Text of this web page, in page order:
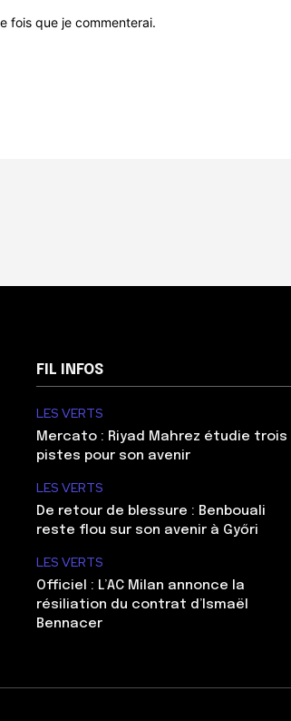
fois que je commenterai.
FIL INFOS
LES VERTS
Mercato : Riyad Mahrez étudie trois
pistes pour son avenir
LES VERTS
De retour de blessure : Benbouali
reste flou sur son avenir à Győri
LES VERTS
Officiel : L’AC Milan annonce la
résiliation du contrat d’Ismaël
Bennacer